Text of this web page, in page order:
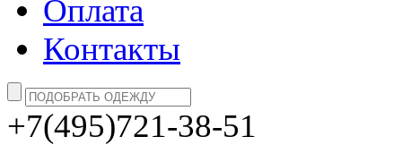
Оплата
Контакты
+7(495)721-38-51